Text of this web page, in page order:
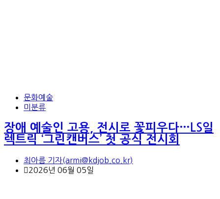
문화예술
미분류
장애 예술인 고용, 전시로 꽃피우다…LS일
렉트릭 ‘그린캔버스’ 첫 공식 전시회
최아름 기자(armi@kdjob.co.kr)
2026년 06월 05일